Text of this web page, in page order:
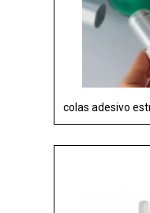
colas adesivo